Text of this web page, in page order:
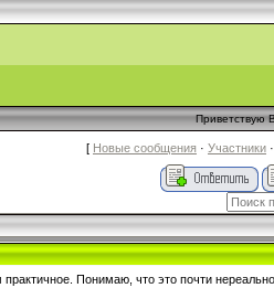
Приветствую
[ Новые сообщения · Участники ·
Понимаю, что это почти